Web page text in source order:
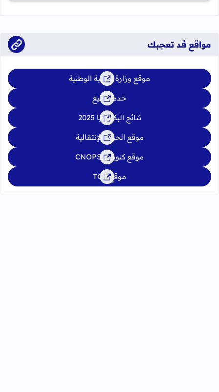
مواقع قد تعجبك
موقع وزارة التربية الوطنية
خدمة تبليغ
نتائج البكالوريا 2025
موقع الحركة الإنتقالية
موقع كنوبس CNOPS
موقع TGR